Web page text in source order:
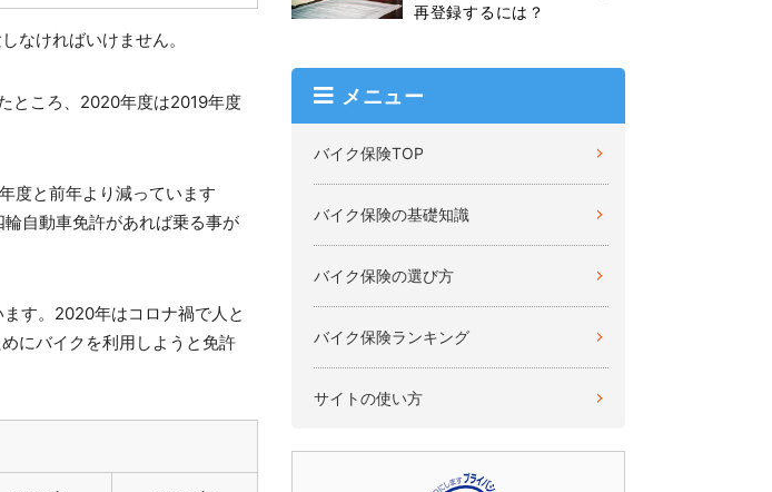
なければいけません。
ところ、2020年度は2019年度
度と前年より減っています
自動車免許があれば乗る事が
す。2020年はコロナ禍で人と
にバイクを利用しようと免許
再登録するには？
メニュー
バイク保険TOP
バイク保険の基礎知識
バイク保険の選び方
バイク保険ランキング
サイトの使い方